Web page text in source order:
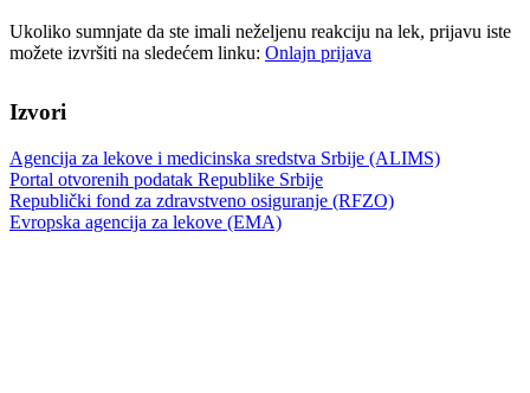
Ukoliko sumnjate da ste imali neželjenu reakciju na lek, prijavu iste
možete izvršiti na sledećem linku: Onlajn prijava
Izvori
Agencija za lekove i medicinska sredstva Srbije (ALIMS)
Portal otvorenih podatak Republike Srbije
Republički fond za zdravstveno osiguranje (RFZO)
Evropska agencija za lekove (EMA)